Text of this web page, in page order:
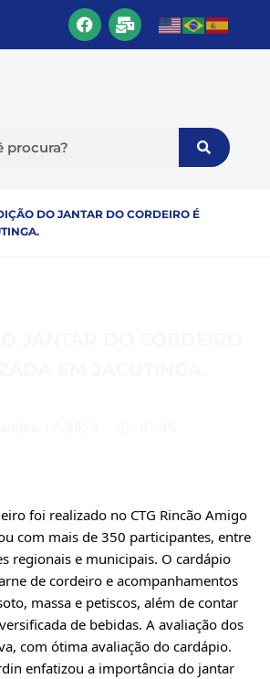
DO JANTAR DO CORDEIRO É
foi realizado no CTG Rincão Amigo
com mais de 350 participantes, entre
regionais e municipais. O cardápio
de cordeiro e acompanhamentos
massa e petiscos, além de contar
de bebidas. A avaliação dos
com ótima avaliação do cardápio.
enfatizou a importância do jantar